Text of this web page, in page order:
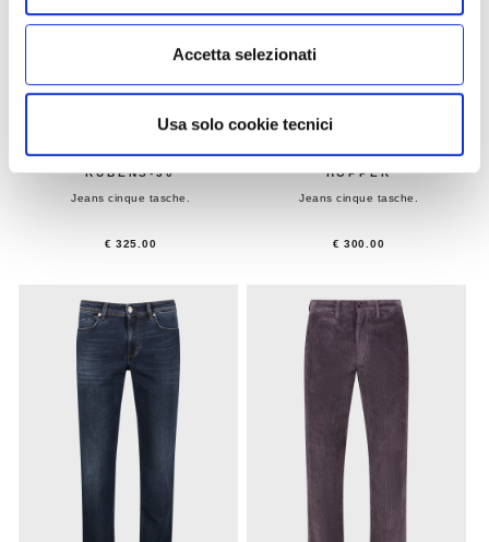
Accetta selezionati
Usa solo cookie tecnici
RUBENS-30
Jeans cinque tasche.
€ 325.00
HOPPER
Jeans cinque tasche.
€ 300.00